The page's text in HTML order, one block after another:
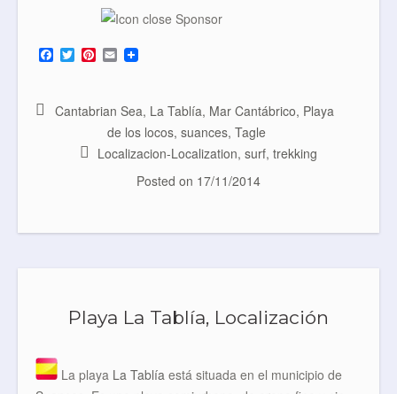
F
a
b
T
w
t
P
e
s
E
m
Cantabrian Sea, La Tablía, Mar Cantábrico, Playa
de los locos, suances, Tagle
Localizacion-Localization, surf, trekking
Posted on 17/11/2014
Playa La Tablía, Localización
La playa La Tablía está situada en el municipio de